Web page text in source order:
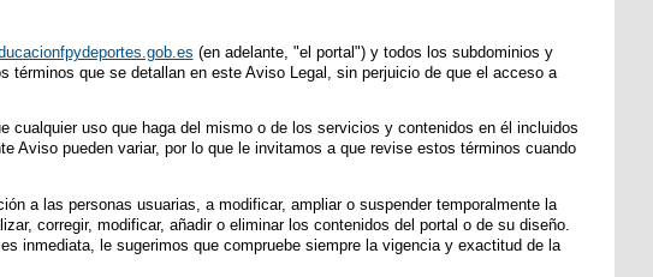
(en adelante, "el portal") y todos los subdominios y
que se detallan en este Aviso Legal, sin perjuicio de que el acceso a
uso que haga del mismo o de los servicios y contenidos en él incluidos
Aviso pueden variar, por lo que le invitamos a que revise estos términos cuando
a las personas usuarias, a modificar, ampliar o suspender temporalmente la
corregir, modificar, añadir o eliminar los contenidos del portal o de su diseño.
inmediata, le sugerimos que compruebe siempre la vigencia y exactitud de la